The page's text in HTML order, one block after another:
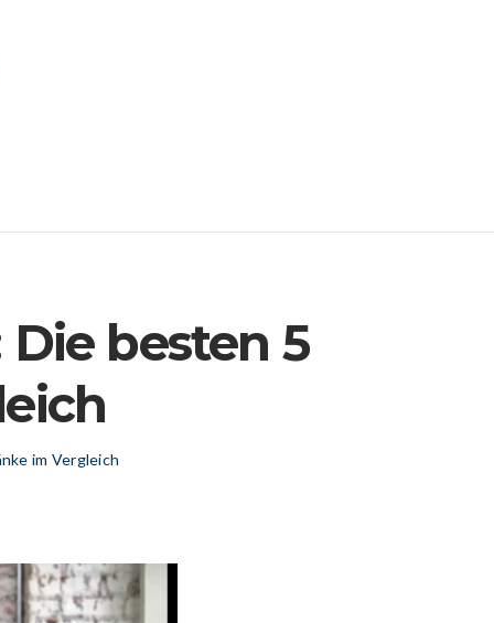
besten 5
im Vergleich